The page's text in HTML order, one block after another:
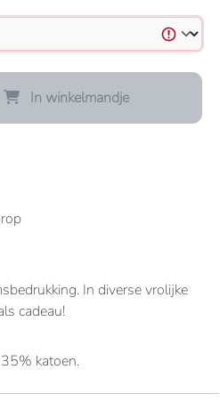
Voer de gewenste
In winkelmandje
In diverse vrolijke
cadeau!
katoen.